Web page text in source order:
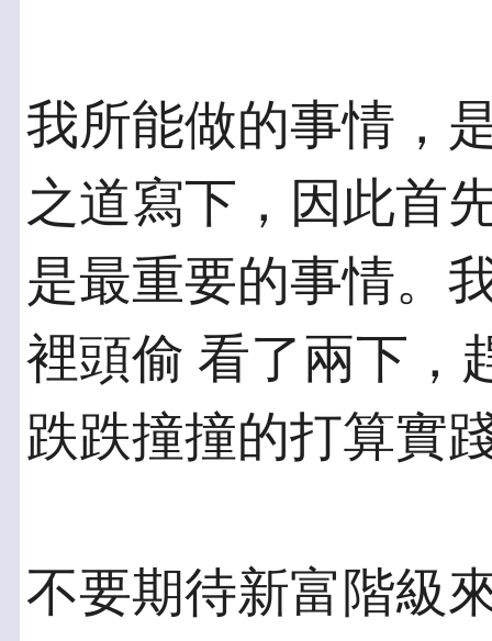
我所能做的事情，
之道寫下，因此首
是最重要的事情。
裡頭偷 看了兩下，
跌跌撞撞的打算實
不要期待新富階級